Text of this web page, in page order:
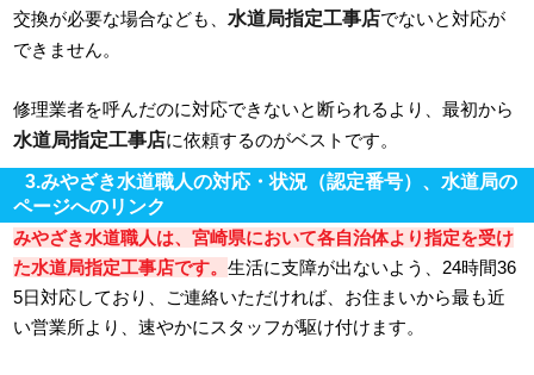
交換が必要な場合なども、水道局指定工事店でないと対応が
できません。
修理業者を呼んだのに対応できないと断られるより、最初から
水道局指定工事店に依頼するのがベストです。
3.みやざき水道職人の対応・状況（認定番号）、水道局の
ページへのリンク
みやざき水道職人は、宮崎県において各自治体より指定を受け
た水道局指定工事店です。生活に支障が出ないよう、24時間36
5日対応しており、ご連絡いただければ、お住まいから最も近
い営業所より、速やかにスタッフが駆け付けます。